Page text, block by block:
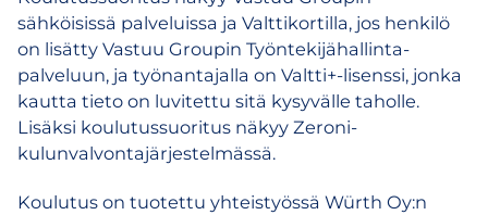
sähköisissä palveluissa ja Valttikortilla, jos henkilö
on lisätty Vastuu Groupin Työntekijähallinta-
palveluun, ja työnantajalla on Valtti+-lisenssi, jonka
kautta tieto on luvitettu sitä kysyvälle taholle.
Lisäksi koulutussuoritus näkyy Zeroni-
kulunvalvontajärjestelmässä.
Koulutus on tuotettu yhteistyössä Würth Oy:n